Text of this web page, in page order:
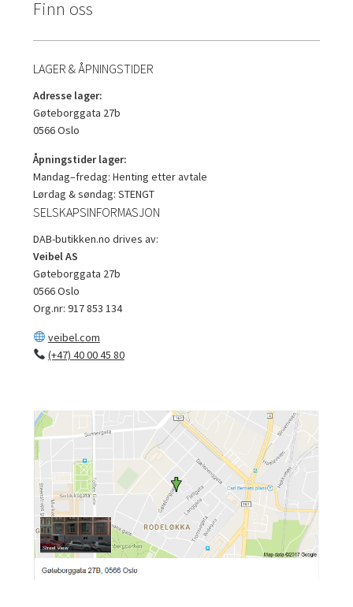
Finn oss
LAGER & ÅPNINGSTIDER
Adresse lager:
Gøteborggata 27b
0566 Oslo
Åpningstider lager:
Mandag–fredag: Henting etter avtale
Lørdag & søndag: STENGT
SELSKAPSINFORMASJON
DAB-butikken.no drives av:
Veibel AS
Gøteborggata 27b
0566 Oslo
Org.nr: 917 853 134
veibel.com
(+47) 40 00 45 80